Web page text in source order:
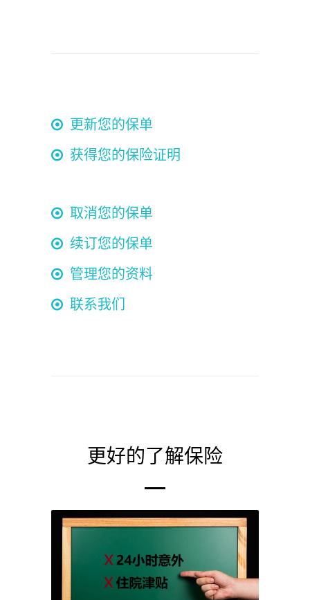
更新您的保单
获得您的保险证明
取消您的保单
续订您的保单
管理您的资料
联系我们
更好的了解保险